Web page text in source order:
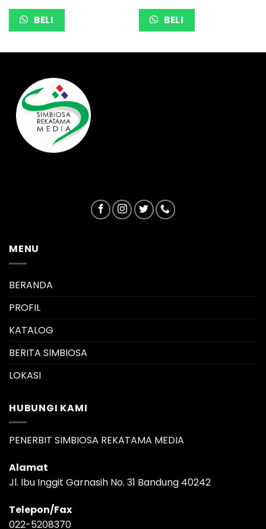
BELI BELI
MENU
BERANDA
PROFIL
KATALOG
BERITA SIMBIOSA
LOKASI
HUBUNGI KAMI
PENERBIT SIMBIOSA REKATAMA MEDIA
Alamat
Jl. Ibu Inggit Garnasih No. 31 Bandung 40242
Telepon/Fax
022-5208370